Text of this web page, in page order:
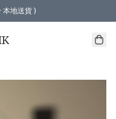
地送貨 )